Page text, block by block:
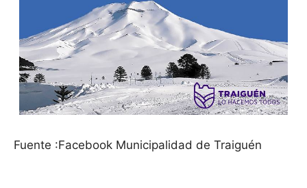
Fuente :Facebook Municipalidad de Traiguén